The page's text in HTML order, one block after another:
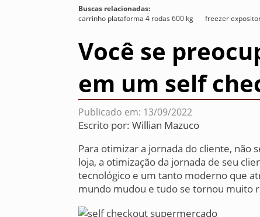
Buscas relacionadas:
carrinho plataforma 4 rodas 600 kg
freezer
Você se
em um self
Publicado em: 13/09/2022
Escrito por:Willian Mazuco
Para otimizar a jornada do cliente, não
loja, a otimização da jornada de seu
tecnológico e um tanto moderno que
mundo mudou e tudo se tornou muito